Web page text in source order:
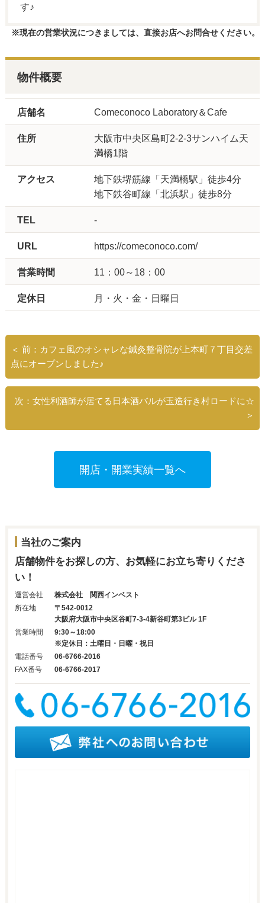
す♪
※現在の営業状況につきましては、直接お店へお問合せください。
物件概要
店舗名 Comeconoco Laboratory＆Cafe
住所
大阪市中央区島町2-2-3サンハイム天
満橋1階
アクセス
地下鉄堺筋線「天満橋駅」徒歩4分
地下鉄谷町線「北浜駅」徒歩8分
TEL -
URL https://comeconoco.com/
営業時間 11：00～18：00
定休日 月・火・金・日曜日
＜ 前：カフェ風のオシャレな鍼灸整骨院が上本町７丁目交差
点にオープンしました♪
次：女性利酒師が居てる日本酒バルが玉造行き村ロードに☆
＞
開店・開業実績一覧へ
当社のご案内
店舗物件をお探しの方、お気軽にお立ち寄りくださ
い！
運営会社
株式会社 関西インベスト
所在地
〒542-0012
大阪府大阪市中央区谷町7-3-4新谷町第3ビル 1F
営業時間
9:30～18:00
※定休日：土曜日・日曜・祝日
電話番号
06-6766-2016
FAX番号
06-6766-2017